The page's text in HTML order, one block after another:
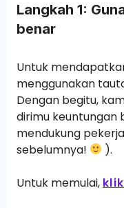
Langkah 1:
benar
Untuk
menggunakan
Dengan begitu,
dirimu keuntungan
mendukung
sebelumnya!
).
Untuk memulai,